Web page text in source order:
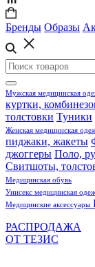
Бренды Образы
Мужская медицинская
куртки,
толстовки Туники
Женская медицинская
пиджаки, жакеты
джоггеры Поло,
Свитшоты,
Медицинская обувь
Унисекс медицинская
Медицинские аксессуары
РАСПРОДАЖА
ОТ ТЕЗИС